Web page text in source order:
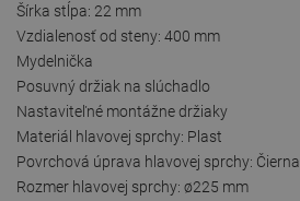
Šírka stĺpa: 22 mm
Vzdialenosť od steny: 400 mm
Mydelnička
Posuvný držiak na slúchadlo
Nastaviteľné montážne držiaky
Materiál hlavovej sprchy: Plast
Povrchová úprava hlavovej sprchy: Čierna
Rozmer hlavovej sprchy: ø225 mm